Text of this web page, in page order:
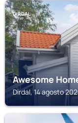
DIRDAL
Awesome
Dirdal, 14 agosto